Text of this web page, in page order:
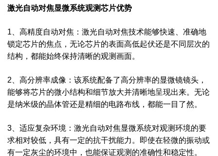
激光自动对焦显微系统观测芯片优势
1、高精度自动对焦：激光自动对焦技术能够快速、准确地
锁定芯片的焦点，无论芯片的表面高低起伏还是不同层次的
结构，都能始终保持清晰的观测画面。
2、高分辨率成像：该系统配备了高分辨率的显微镜镜头，
能够将芯片的微小结构和细节放大并清晰地呈现出来。无论
是纳米级的晶体管还是精细的电路布线，都能一目了然。
3、适应复杂环境：激光自动对焦显微系统对观测环境的要
求相对较低，具有一定的抗干扰能力。即使在轻微的振动或
有一定灰尘的环境中，也能保证观测的准确性和稳定性。